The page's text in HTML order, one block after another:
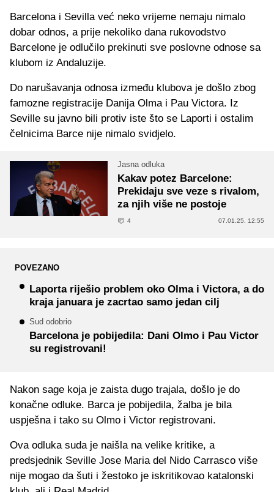
Barcelona i Sevilla već neko vrijeme nemaju nimalo
dobar odnos, a prije nekoliko dana rukovodstvo
Barcelone je odlučilo prekinuti sve poslovne odnose sa
klubom iz Andaluzije.
Do narušavanja odnosa između klubova je došlo zbog
famozne registracije Danija Olma i Pau Victora. Iz
Seville su javno bili protiv iste što se Laporti i ostalim
čelnicima Barce nije nimalo svidjelo.
Jasna odluka
Kakav potez Barcelone:
Prekidaju sve veze s rivalom,
za njih više ne postoje
4 07.01.25. 12:55
POVEZANO
Laporta riješio problem oko Olma i Victora, a do
kraja januara je zacrtao samo jedan cilj
Sud odobrio
Barcelona je pobijedila: Dani Olmo i Pau Victor
su registrovani!
Nakon sage koja je zaista dugo trajala, došlo je do
konačne odluke. Barca je pobijedila, žalba je bila
uspješna i tako su Olmo i Victor registrovani.
Ova odluka suda je naišla na velike kritike, a
predsjednik Seville Jose Maria del Nido Carrasco više
nije mogao da šuti i žestoko je iskritikovao katalonski